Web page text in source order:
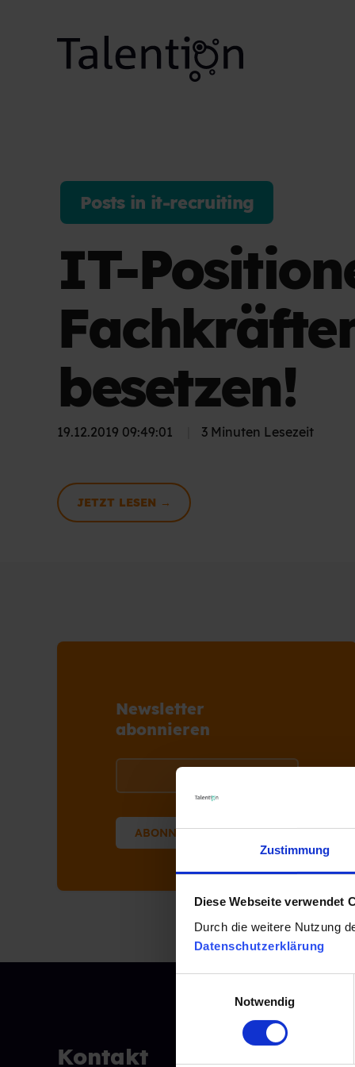
Zustimmung
Diese Webseite verwendet
Durch die weitere Nutzung
Datenschutzerklärung
Notwendig
Posts in it-recruiting
IT-
besetzen!
19.12.2019 09:49:01 3 Minuten Lesezeit
JETZT LESEN →
Newsletter
abonnieren
Kontakt